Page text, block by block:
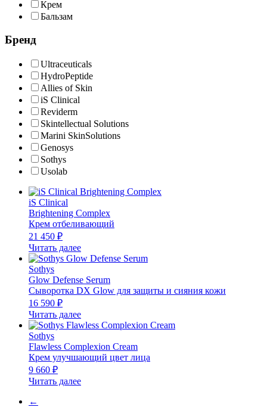
Крем
Бальзам
Бренд
Ultraceuticals
HydroPeptide
Allies of Skin
iS Clinical
Reviderm
Skintellectual Solutions
Marini SkinSolutions
Genosys
Sothys
Usolab
iS Clinical
Brightening Complex
Крем отбеливающий
21 450 ₽
Читать далее
Sothys
Glow Defense Serum
Сыворотка DX Glow для защиты и сияния кожи
16 590 ₽
Читать далее
Sothys
Flawless Complexion Cream
Крем улучшающий цвет лица
9 660 ₽
Читать далее
←